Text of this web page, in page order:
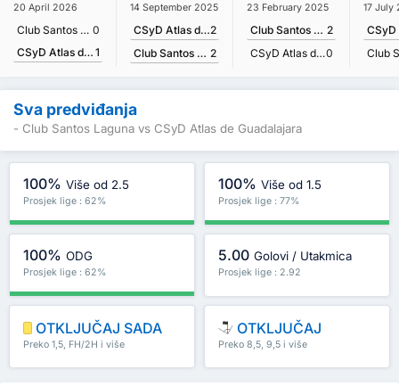
20 April 2026
Club Santos Laguna 0
CSyD Atlas de Guadalajara 1
14 September 2025
CSyD Atlas de Guadalajara2
Club Santos Laguna 2
23 February 2025
Club Santos Laguna 2
CSyD Atlas de Guadalajara0
17 July
Sva predviđanja
- Club Santos Laguna vs CSyD Atlas de Guadalajara
100% Više od 2.5
Prosjek lige : 62%
100% Više od 1.5
Prosjek lige : 77%
100% ODG
Prosjek lige : 62%
5.00 Golovi / Utakmica
Prosjek lige : 2.92
OTKLJUČAJ SADA
Preko 1,5, FH/2H i više
OTKLJUČAJ
Preko 8,5, 9,5 i više